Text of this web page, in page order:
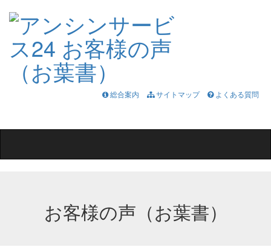
総合案内 サイトマップ
よくある質問
お客様の声（お葉書）